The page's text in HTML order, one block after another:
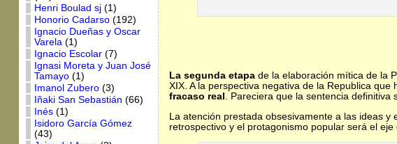
Henri Boulad sj(1)
Honorio Cadarso(192)
Ignacio Dueñas y Oscar
Varela(1)
Ignacio Escolar(7)
Ignasi Moreta y Juan José
Tamayo(1)
Imanol Zubero(3)
Iñaki San Sebastián (66)
Inés(1)
Isidoro García Gómez
(43)
La segunda etapade la elaboración mítica de la
XIX. A la perspectiva negativa de la Republica
fracaso real . Pareciera que la sentencia definitiva
La atención prestada obsesivamente a las ideas
retrospectivo y el protagonismo popular será el